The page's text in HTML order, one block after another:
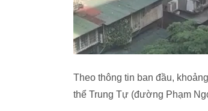
Theo thông tin ban đầu,
thể Trung Tự (đường Phạm